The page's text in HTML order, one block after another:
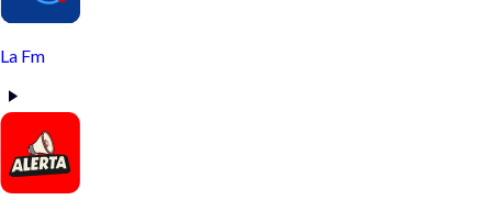
La Fm